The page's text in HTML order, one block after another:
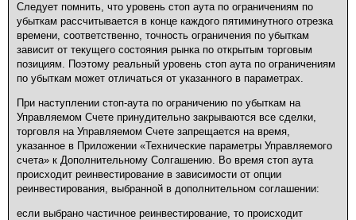
Следует помнить, что уровень стоп аута по ограничениям по
убыткам рассчитывается в конце каждого пятиминутного отрезка
времени, соответственно, точность ограничения по убыткам
зависит от текущего состояния рынка по открытым торговым
позициям. Поэтому реальный уровень стоп аута по ограничениям
по убыткам может отличаться от указанного в параметрах.
При наступлении стоп-аута по ограничению по убыткам на
Управляемом Счете принудительно закрываются все сделки,
торговля на Управляемом Счете запрещается на время,
указанное в Приложении «Технические параметры Управляемого
счета» к Дополнительному Солгашению. Во время стоп аута
происходит реинвестирование в зависимости от опции
реинвестирования, выбранной в дополнительном соглашении:
если выбрано частичное реинвестирование, то происходит